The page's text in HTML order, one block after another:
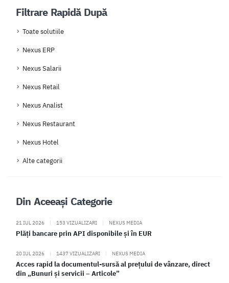
Filtrare Rapidă După
Toate solutiile
Nexus ERP
Nexus Salarii
Nexus Retail
Nexus Analist
Nexus Restaurant
Nexus Hotel
Alte categorii
Din Aceeași Categorie
21 IUL 2026 | 153 VIZUALIZARI | NEXUS MEDIA
Plăți bancare prin API disponibile și în EUR
20 IUL 2026 | 1437 VIZUALIZARI | NEXUS MEDIA
Acces rapid la documentul-sursă al prețului de vânzare, direct
din „Bunuri și servicii – Articole”